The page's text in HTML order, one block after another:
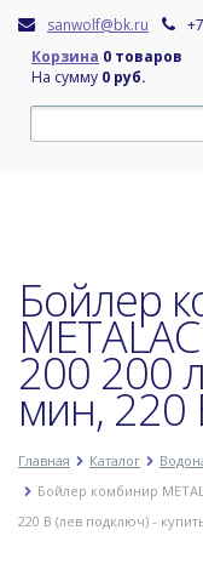
sanwolf@bk.ru
Корзина 0 товаров
На сумму 0 руб.
Бойлер
200 200
мин, 220
Главная Каталог
Бойлер комбинир
220 В (лев подключ) -